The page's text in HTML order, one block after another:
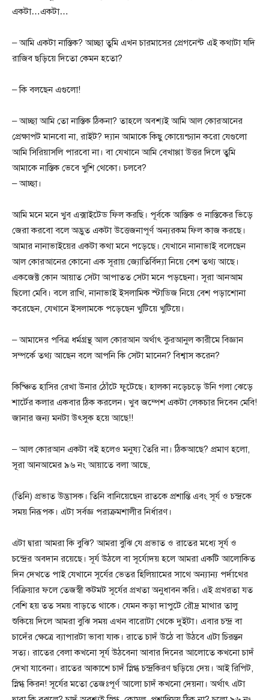
একটা…একটা…
– আমি একটা নাস্তিক? আচ্ছা তুমি এখন চারমাসের প্রেগনেন্ট এই কথাটা যদি
রাজিব ছড়িয়ে দিতো কেমন হতো?
– কি বলছেন এগুলো!
– আচ্ছা আমি তো নাস্তিক ঠিকনা? তাহলে অবশ্যই আমি আল কোরআনের
প্রেক্ষাপট মানবো না, রাইট? দ্যান আমাকে কিছু কোয়েশ্চ্যান করো যেগুলো
আমি সিরিয়াসলি পারবো না। বা যেখানে আমি বেখাপ্পা উত্তর দিলে তুমি
আমাকে নাস্তিক ভেবে খুশি থেকো। চলবে?
– আচ্ছা।
আমি মনে মনে খুব এক্সাইটেড ফিল করছি। পূর্বকে আস্তিক ও নাস্তিকের ভিড়ে
জেরা করবো বলে অদ্ভুত একটা উত্তেজনাপূর্ণ অন্যরকম ফিল কাজ করছে।
আমার নানাভাইয়ের একটা কথা মনে পড়েছে। যেখানে নানাভাই বলেছেন
আল কোরআনের কোনো এক সূরায় জ্যোতির্বিদ্যা নিয়ে বেশ তথ্য আছে।
একজেক্ট কোন আয়াত সেটা আপাতত সেটা মনে পড়ছেনা। সূরা আনআম
ছিলো মেবি। বলে রাখি, নানাভাই ইসলামিক স্টাডিজ নিয়ে বেশ পড়াশোনা
করেছেন, যেখানে ইসলামকে পড়েছেন খুটিয়ে খুটিয়ে।
– আমাদের পবিত্র ধর্মগ্রন্থ আল কোরআন অর্থাৎ কুরআনুল কারীমে বিজ্ঞান
সম্পর্কে তথ্য আছেন বলে আপনি কি সেটা মানেন? বিশ্বাস করেন?
কিন্ঞ্চিত হাসির রেখা উনার ঠোঁটে ফুটেছে। হালকা নড়েচড়ে উনি গলা ঝেড়ে
শার্টের কলার একবার ঠিক করলেন। খুব জম্পেশ একটা লেকচার দিবেন মেবি!
জানার জন্য মনটা উৎসুক হয়ে আছে!!
– আল কোরআন একটা বই হলেও মনুষ্য তৈরি না। ঠিকআছে? প্রমাণ হলো,
সূরা আনআমের ৯৬ নং আয়াতে বলা আছে,
(তিনি) প্রভাত উদ্ভাসক। তিনি বানিয়েছেন রাতকে প্রশান্তি এবং সূর্য ও চন্দ্রকে
সময় নিরূপক। এটা সর্বজ্ঞ পরাক্রমশালীর নির্ধারণ।
এটা দ্বারা আমরা কি বুঝি? আমরা বুঝি যে প্রভাত ও রাতের মধ্যে সূর্য ও
চন্দ্রের অবদান রয়েছে। সূর্য উঠলে বা সূর্যোদয় হলে আমরা একটি আলোকিত
দিন দেখতে পাই যেখানে সূর্যের ভেতর হিলিয়ামের সাথে অন্যান্য পর্দাথের
বিক্রিয়ার ফলে তেজস্বী কটমট সূর্যের প্রখতা অনুধাবন করি। এই প্রখরতা যত
বেশি হয় তত সময় বাড়তে থাকে। যেমন কড়া দাপুটে রৌদ্র মাথার তালু
শুকিয়ে দিলে আমরা বুঝি সময় এখন বারোটা থেকে দুইটা। এবার চন্দ্র বা
চাদেঁর ক্ষেত্রে ব্যাপারটা ভাবা যাক। রাতে চাদঁ উঠে বা উঠবে এটা চিরন্তন
সত্য। রাতের বেলা কখনো সূর্য উঠবেনা আবার দিনের আলোতে কখনো চাদঁ
দেখা যাবেনা। রাতের আকাশে চাদঁ স্নিগ্ধ চন্দ্রকিরণ ছড়িয়ে দেয়। আই রিপিট,
স্নিগ্ধ কিরন! সূর্যের মতো তেজঃপূর্ণ আলো চাদঁ কখনো দেয়না। অর্থাৎ এটা